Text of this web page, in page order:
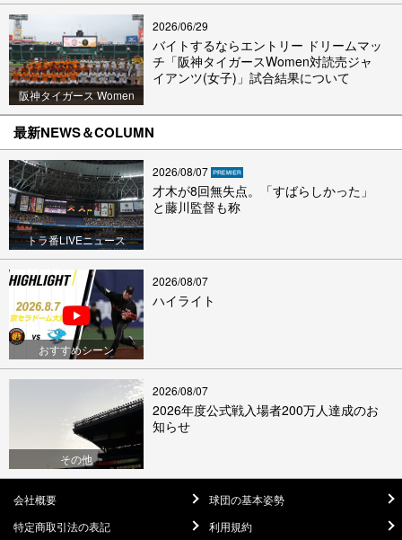
阪神タイガース Women
2026/06/29
バイトするならエントリー ドリームマッ
チ「阪神タイガースWomen対読売ジャ
イアンツ(女子)」試合結果について
最新NEWS＆COLUMN
トラ番LIVEニュース
2026/08/07
才木が8回無失点。「すばらしかった」
と藤川監督も称
おすすめシーン
2026/08/07
ハイライト
その他
2026/08/07
2026年度公式戦入場者200万人達成のお
知らせ
会社概要
球団の基本姿勢
特定商取引法の表記
利用規約